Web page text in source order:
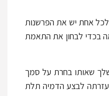
אחת יש את הפרשנות
בכדי לבחון את התאמת
שלך שאותו בחרת על סמך
לבצע הדמיה תלת